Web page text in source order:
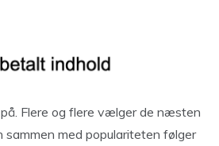
Flere og flere vælger de næsten
sammen med populariteten følger